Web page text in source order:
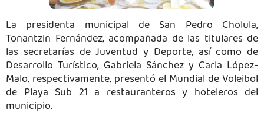
La presidenta municipal de San Pedro Cholula,
Tonantzin Fernández, acompañada de las titulares de
las secretarías de Juventud y Deporte, así como de
Desarrollo Turístico, Gabriela Sánchez y Carla López-
Malo, respectivamente, presentó el Mundial de Voleibol
de Playa Sub 21 a restauranteros y hoteleros del
municipio.